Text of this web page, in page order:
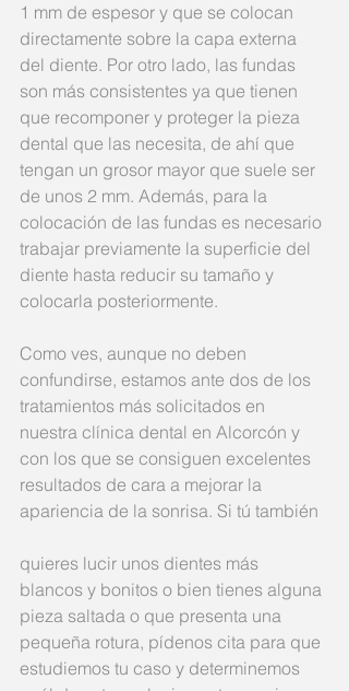
1 mm de espesor y que se colocan
directamente sobre la capa externa
del diente. Por otro lado, las fundas
son más consistentes ya que tienen
que recomponer y proteger la pieza
dental que las necesita, de ahí que
tengan un grosor mayor que suele ser
de unos 2 mm. Además, para la
colocación de las fundas es necesario
trabajar previamente la superficie del
diente hasta reducir su tamaño y
colocarla posteriormente.
Como ves, aunque no deben
confundirse, estamos ante dos de los
tratamientos más solicitados en
nuestra clínica dental en Alcorcón y
con los que se consiguen excelentes
resultados de cara a mejorar la
apariencia de la sonrisa. Si tú también
quieres lucir unos dientes más
blancos y bonitos o bien tienes alguna
pieza saltada o que presenta una
pequeña rotura, pídenos cita para que
estudiemos tu caso y determinemos